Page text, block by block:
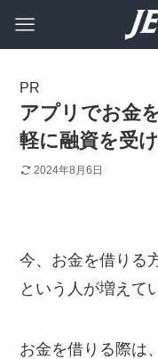
アプリでお金
軽に融資を受
2024年8月6日
今、お金を借りる
という人が増えて
お金を借りる際は